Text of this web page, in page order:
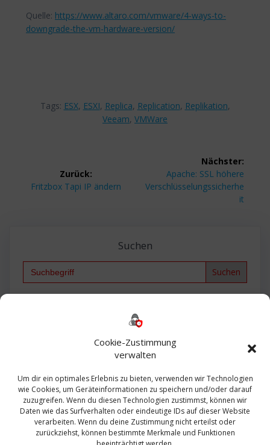
Cookie-Zustimmung
verwalten
Um dir ein optimales Erlebnis zu bieten, verwenden wir Technologien
wie Cookies, um Geräteinformationen zu speichern und/oder darauf
zuzugreifen. Wenn du diesen Technologien zustimmst, können wir
Daten wie das Surfverhalten oder eindeutige IDs auf dieser Website
verarbeiten. Wenn du deine Zustimmung nicht erteilst oder
zurückziehst, können bestimmte Merkmale und Funktionen
Quelle: https://www.altaro.com/vmware/4-ways-to-
downgrade-the-vm-hardware-version/
Tags: ESX, ESXI, Replica, Replication, Replikation,
Veeam, VMWare
Zurück:
Vorheriger
Fritzbox Tapi IP ändern
Nächster:
Nächster
Beitrag:
Apache: SSL höhere
Verschlüsselungssicherhe
it
Suchen
Search
Bautagebuch
Exchange firewall Fritzbox
Microsoft
Sanierung SBS Security Server Sicherheit
Sicherung SIEM Sophos SSL Ubuntu
Update Upgrade UTM VCenter VCSA Veeam
VMWare VPN WAZUH Windows
Zertifikat